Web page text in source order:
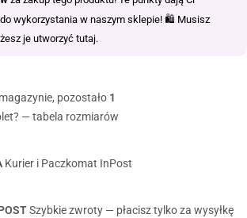
do wykorzystania w naszym sklepie! 🛍️ Musisz
je utworzyć tutaj.
pozostało 1
— tabela rozmiarów
Kurier i Paczkomat InPost
Szybkie zwroty — płacisz tylko za wysyłkę